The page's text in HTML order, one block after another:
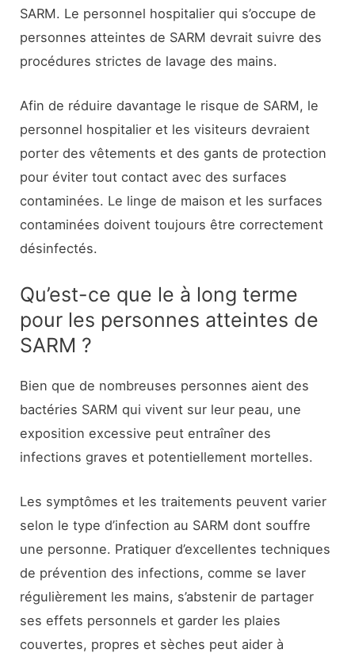
SARM. Le personnel hospitalier qui s’occupe de
personnes atteintes de SARM devrait suivre des
procédures strictes de lavage des mains.
Afin de réduire davantage le risque de SARM, le
personnel hospitalier et les visiteurs devraient
porter des vêtements et des gants de protection
pour éviter tout contact avec des surfaces
contaminées. Le linge de maison et les surfaces
contaminées doivent toujours être correctement
désinfectés.
Qu’est-ce que le à long terme
pour les personnes atteintes de
SARM ?
Bien que de nombreuses personnes aient des
bactéries SARM qui vivent sur leur peau, une
exposition excessive peut entraîner des
infections graves et potentiellement mortelles.
Les symptômes et les traitements peuvent varier
selon le type d’infection au SARM dont souffre
une personne. Pratiquer d’excellentes techniques
de prévention des infections, comme se laver
régulièrement les mains, s’abstenir de partager
ses effets personnels et garder les plaies
couvertes, propres et sèches peut aider à